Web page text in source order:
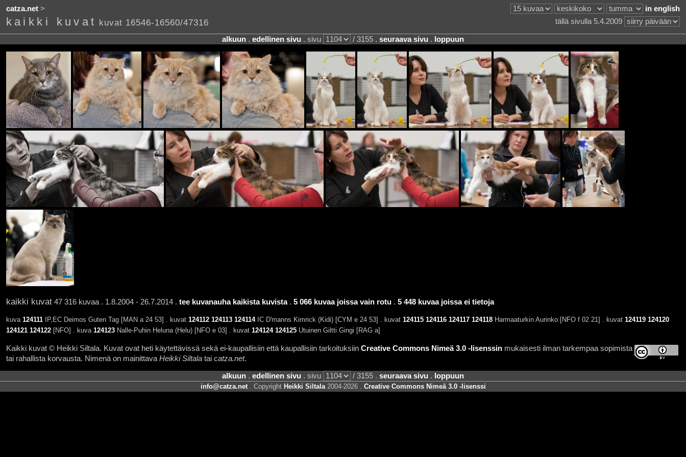
catza.net> in english
kaikki kuvat kuvat 16546-16560/47316 tällä sivulla 5.4.2009
alkuun . edellinen sivu . sivu / 3155 . seuraava sivu . loppuun
kaikki kuvat47 316 kuvaa . 1.8.2004 - 26.7.2014 . tee kuvanauha kaikista kuvista. 5 066 kuvaa joissa vain rotu. 5 448 kuvaa joissa ei tietoja
kuva 124111IP,EC Deimos Guten Tag [MAN a 24 53] . kuvat 124112 124113 124114IC D'manns Kimrick (Kidi) [CYM e 24 53] . kuvat 124115 124116 124117 124118Harmaaturkin Aurinko [NFO f 02 21] . kuvat 124119 124120
124121 124122[NFO] . kuva 124123Nalle-Puhin Heluna (Helu) [NFO e 03] . kuvat 124124 124125Utuinen Giltti Gingi [RAG a]
Kaikki kuvat © Heikki Siltala. Kuvat ovat heti käytettävissä sekä ei-kaupallisiin että kaupallisiin tarkoituksiin Creative Commons Nimeä 3.0 -lisenssinmukaisesti ilman tarkempaa sopimista
tai rahallista korvausta. Nimenä on mainittava Heikki Siltalatai catza.net.
alkuun . edellinen sivu . sivu / 3155 . seuraava sivu . loppuun
info@catza.net. Copyright Heikki Siltala2004-2026 . Creative Commons Nimeä 3.0 -lisenssi